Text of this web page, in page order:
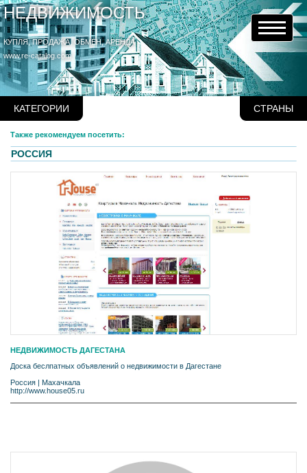
НЕДВИЖИМОСТЬ
КУПЛЯ, ПРОДАЖА, ОБМЕН, АРЕНДА
www.re-catalog.com
КАТЕГОРИИ СТРАНЫ
Также рекомендуем посетить:
РОССИЯ
НЕДВИЖИМОСТЬ ДАГЕСТАНА
Доска беслпатных объявлений о недвижимости в Дагестане
Россия
Махачкала
http://www.house05.ru